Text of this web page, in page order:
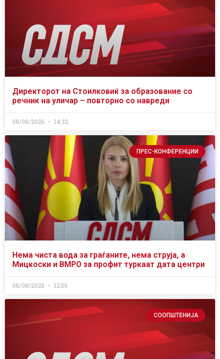
Директорот на Стоилковиќ за образование со
речник на уличар – повторно со навреди
08/08/2026 14:32
ПРЕС-КОНФЕРЕНЦИИ
Нема чиста вода за граѓаните, нема струја, а
Мицкоски и ВМРО за профит туркаат дата центри
08/08/2026 12:56
СООПШТЕНИЈА